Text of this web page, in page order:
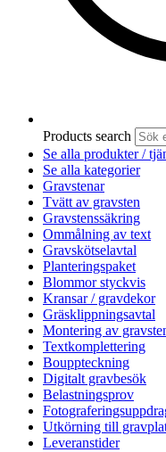
Products search
Se alla produkter /
Se alla kategorier
Gravstenar
Tvätt av gravsten
Gravstenssäkring
Ommålning av text
Gravskötselavtal
Planteringspaket
Blommor styckvis
Kransar / gravdekor
Gräsklippningsavtal
Montering av
Textkomplettering
Bouppteckning
Digitalt gravbesök
Belastningsprov
Utkörning till
Leveranstider